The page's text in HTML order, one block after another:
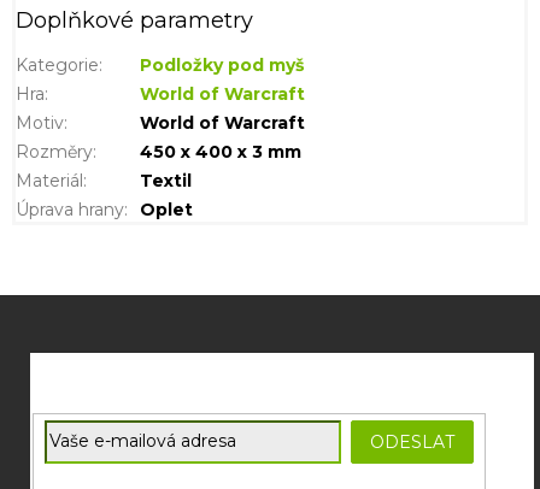
Doplňkové parametry
Kategorie:
Podložky pod myš
Hra:
World of Warcraft
Motiv:
World of Warcraft
Rozměry:
450 x 400 x 3 mm
Materiál:
Textil
Úprava hrany: Oplet
E-mail
ODESLAT